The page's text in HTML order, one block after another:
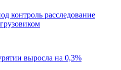
контроль расследование
выросла на 0,3%